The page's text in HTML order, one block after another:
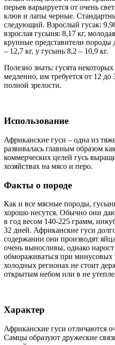
перьев варьируется от очень
клюв и лапы черные.
следующий. Взрослый гусак:
взрослая гусыня: 8,17 кг,
крупные представители породы
– 12,7 кг, у гусынь 8,2 – 10,9 кг.
Полезно знать: гусята
медленно, им требуется от 12 до
полной зрелости.
Использование
Африканские гуси – одна из
развивалась главным образом
коммерческих целей гусь
хозяйствах на мясо и перо.
Факты о породе
Как и все мясные породы,
хорошо несутся. Обычно они
в год весом 140-225 грамм,
32 дней. Африканские гуси
содержании они производят
очень выносливы, однако
обмораживаться при минусовых
холодных регионах не стоит
открытым небом или в не
Характер
Африканские гуси отличаются
Самцы образуют дружеские